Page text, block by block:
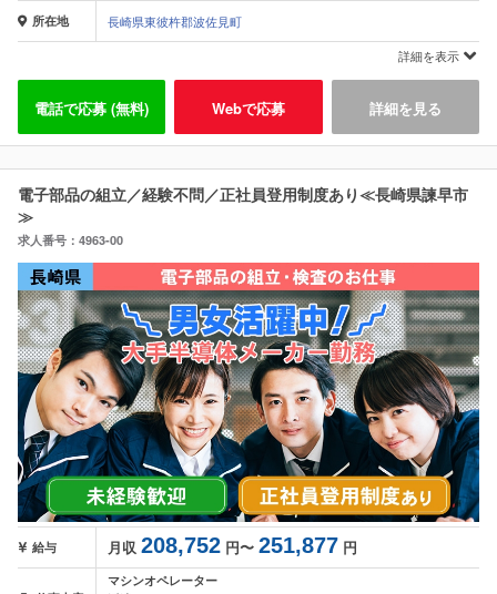
所在地
長崎県東彼杵郡波佐見町
詳細を表示
電話で応募 (無料) Webで応募 詳細を見る
電子部品の組立／経験不問／正社員登用制度あり≪長崎県諫早市
≫
求人番号：4963-00
給与 月収 208,752 円〜 251,877 円
マシンオペレーター